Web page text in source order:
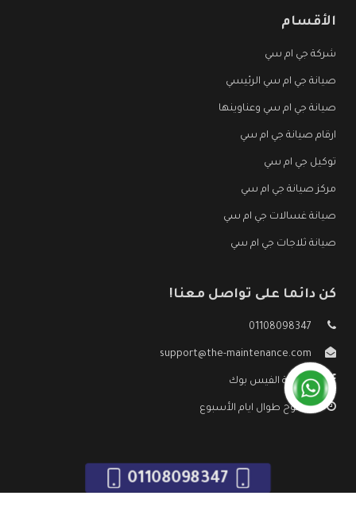
الأقسام
شركة جي ام سي
صيانة جي ام سي الرئيسي
صيانة جي ام سي وعناوينها
ارقام صيانة جي ام سي
توكيل جي ام سي
مركز صيانة جي ام سي
صيانة غسالات جي ام سي
صيانة ثلاجات جي ام سي
كن دائما على تواصل معنا!
01108098347
support@the-maintenance.com
صفحة الفيس بوك
مفتوح طوال ايام الأسبوع
01108098347